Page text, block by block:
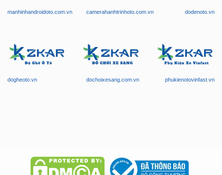
manhinhandroidoto.com.vn camerahanhtrinhoto.com.vn dodenoto.vn
dogheoto.vn dochoixesang.com.vn phukienotovinfast.vn